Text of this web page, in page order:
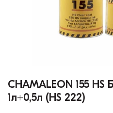
CHAMALEON 155 HS
1л+0,5л (HS 222)